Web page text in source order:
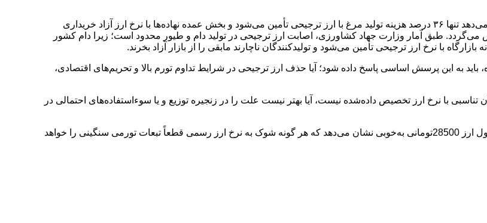
بررسی‌های برخی از اعضای کمیسیون اقتصادی مجلس شورای اسلامی نیز نشان می‌دهد تنها ۳۶ درصد هزینه تولید مرغ با ارز ترجیحی تأمین می‌شود و بخش عمده نهاده‌ها با نرخ ارز آزاد خریداری
طبق آمار وزارت جهاد کشاورزی، اصابت ارز ترجیحی در تولید دام و طیور محدود است؛ زیرا دام کشور
ارز 28500تومانی در بودجه سال آینده، باید به این پرسش اساسی پاسخ داده شود؛ آیا حذف ارز ترجیحی در شرایط تداوم تورم بالا و تحریم‌های اقتصادی،
با نرخ ارز تخصیص داده‌شده نیست، آیا بهتر نیست علت را در زنجیره توزیع و یا سوءاستفاده‌های احتمالی در
تجربه حذف ارز ترجیحی 4200تومانی و بعد از آن تجربه جهش قیمت کالاهای مشمول ارز 28500تومانی به‌خوبی نشان می‌دهد که هر گونه شوک به نرخ ارز رسمی قطعاً تبعات تورمی سنگینی را خواهد